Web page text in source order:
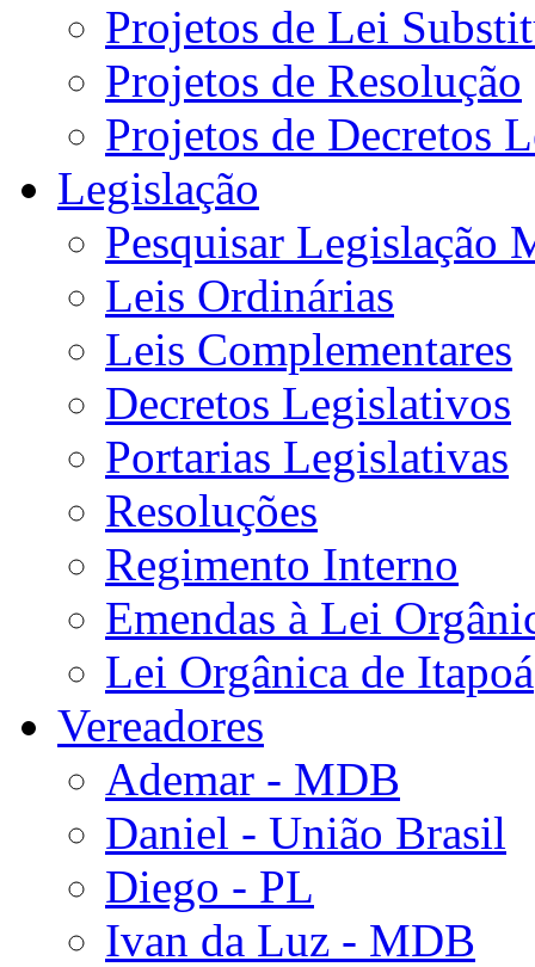
Projetos de Lei
Projetos de Resolução
Projetos de Decretos
Legislação
Pesquisar Legislação
Leis Ordinárias
Leis Complementares
Decretos Legislativos
Portarias Legislativas
Resoluções
Regimento Interno
Emendas à Lei
Lei Orgânica de Itapoá
Vereadores
Ademar - MDB
Daniel - União Brasil
Diego - PL
Ivan da Luz - MDB